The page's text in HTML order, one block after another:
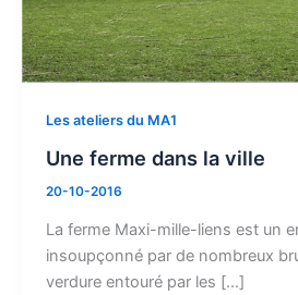
Les ateliers du MA1
Une ferme dans la ville
20-10-2016
La ferme Maxi-mille-liens est un
insoupçonné par de nombreux
verdure entouré par les […]